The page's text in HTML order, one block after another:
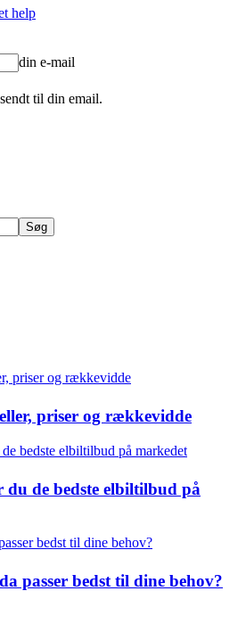
help
din e-mail
til din email.
priser og rækkevidde
du de bedste elbiltilbud på
passer bedst til dine behov?